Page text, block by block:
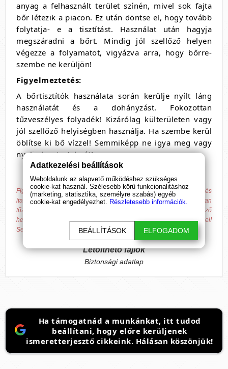
anyag a felhasznált terület színén, mivel sok fajta
bőr létezik a piacon. Ez után döntse el, hogy tovább
folytatja- e a tisztítást. Használat után hagyja
megszáradni a bőrt. Mindig jól szellőző helyen
végezze a folyamatot, vigyázva arra, hogy bőrre-
szembe ne kerüljön!
Figyelmeztetés:
A bőrtisztítók használata során kerülje nyílt láng
használatát és a dohányzást. Fokozottan
tűzveszélyes folyadék! Kizárólag külterületen vagy
jól szellőző helyiségben használja. Ha szembe kerül
öblítse ki bő vízzel! Semmiképp ne igya meg vagy
nyelje le a tartalmát!
Figyelem! A Rush folyadékok használata során kerülje az ételek és
italok fogyasztását, nyílt láng használatát és a dohányzást. Fokozottan
tűzveszélyes folyadék! Kizárólag külterületen vagy jól szellőző
helyiségben használja. Ha szembe kerül öblítse ki bő vízzel!
Semmiképp ne igya meg vagy nyelje le a tartalmát!
Letölthető fájlok
Biztonsági adatlap
Ha támogatnád a munkánkat, itt tudod
beállítani, hogy előre kerüljenek
ismeretterjesztő cikkeink. Hálásan köszönjük!
Adatkezelési beállítások
Weboldalunk az alapvető működéshez szükséges
cookie-kat használ. Szélesebb körű funkcionalitáshoz
(marketing, statisztika, személyre szabás) egyéb
cookie-kat engedélyezhet. Részletesebb információk.
BEÁLLÍTÁSOK ELFOGADOM